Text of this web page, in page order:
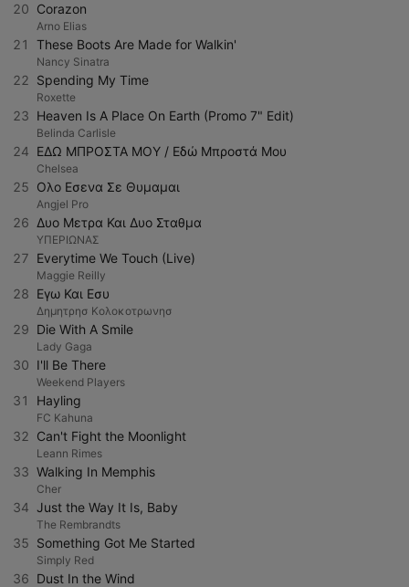
20 Corazon
Arno Elias
21 These Boots Are Made for Walkin'
Nancy Sinatra
22 Spending My Time
Roxette
23 Heaven Is A Place On Earth (Promo 7" Edit)
Belinda Carlisle
24 ΕΔΩ ΜΠΡΟΣΤΑ ΜΟΥ / Εδώ Μπροστά Μου
Chelsea
25 Ολο Εσενα Σε Θυμαμαι
Angjel Pro
26 Δυο Μετρα Και Δυο Σταθμα
ΥΠΕΡΙΩΝΑΣ
27 Everytime We Touch (Live)
Maggie Reilly
28 Εγω Και Εσυ
Δημητρησ Κολοκοτρωνησ
29 Die With A Smile
Lady Gaga
30 I'll Be There
Weekend Players
31 Hayling
FC Kahuna
32 Can't Fight the Moonlight
Leann Rimes
33 Walking In Memphis
Cher
34 Just the Way It Is, Baby
The Rembrandts
35 Something Got Me Started
Simply Red
36 Dust In the Wind